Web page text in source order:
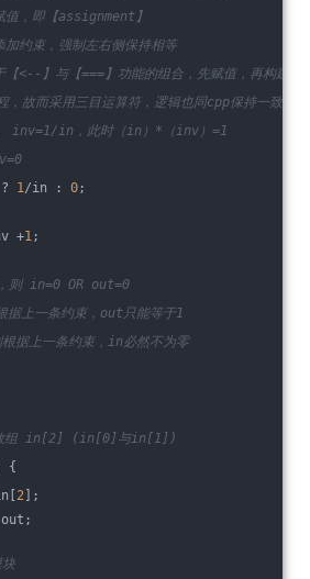
，即【assignment】
约束，强制左右侧保持相等
<--】与【===】功能的组合，先赋值，再构建约
故而采用三目运算符，逻辑也同cpp保持一致
inv=1/in，此时（in）*（inv）=1
? 1/in : 0;
+1;
则 in=0 OR out=0
上一条约束，out只能等于1
据上一条约束，in必然不为零
数组 in[2] (in[0]与in[1])
{
2 ];